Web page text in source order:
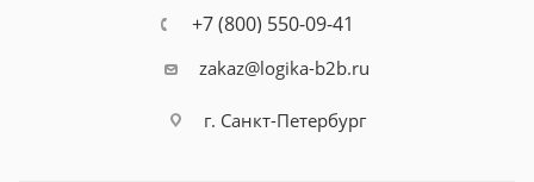
+7 (800) 550-09-41
zakaz@logika-b2b.ru
г. Санкт-Петербург